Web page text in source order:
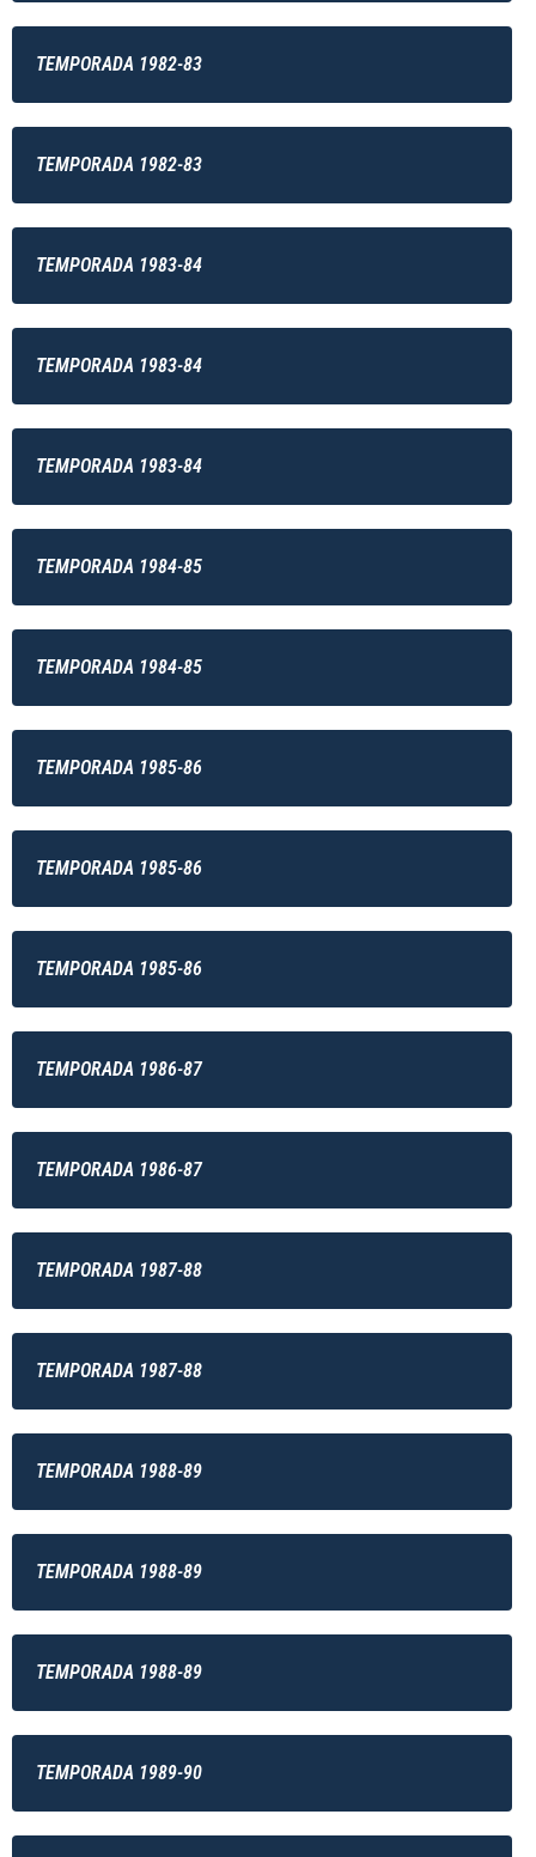
TEMPORADA 1982-83
TEMPORADA 1982-83
TEMPORADA 1983-84
TEMPORADA 1983-84
TEMPORADA 1983-84
TEMPORADA 1984-85
TEMPORADA 1984-85
TEMPORADA 1985-86
TEMPORADA 1985-86
TEMPORADA 1985-86
TEMPORADA 1986-87
TEMPORADA 1986-87
TEMPORADA 1987-88
TEMPORADA 1987-88
TEMPORADA 1988-89
TEMPORADA 1988-89
TEMPORADA 1988-89
TEMPORADA 1989-90